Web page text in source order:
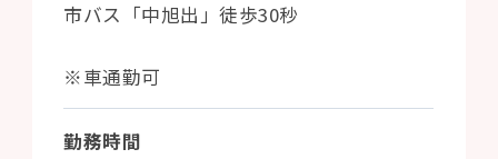
市バス「中旭出」徒歩30秒
※車通勤可
勤務時間